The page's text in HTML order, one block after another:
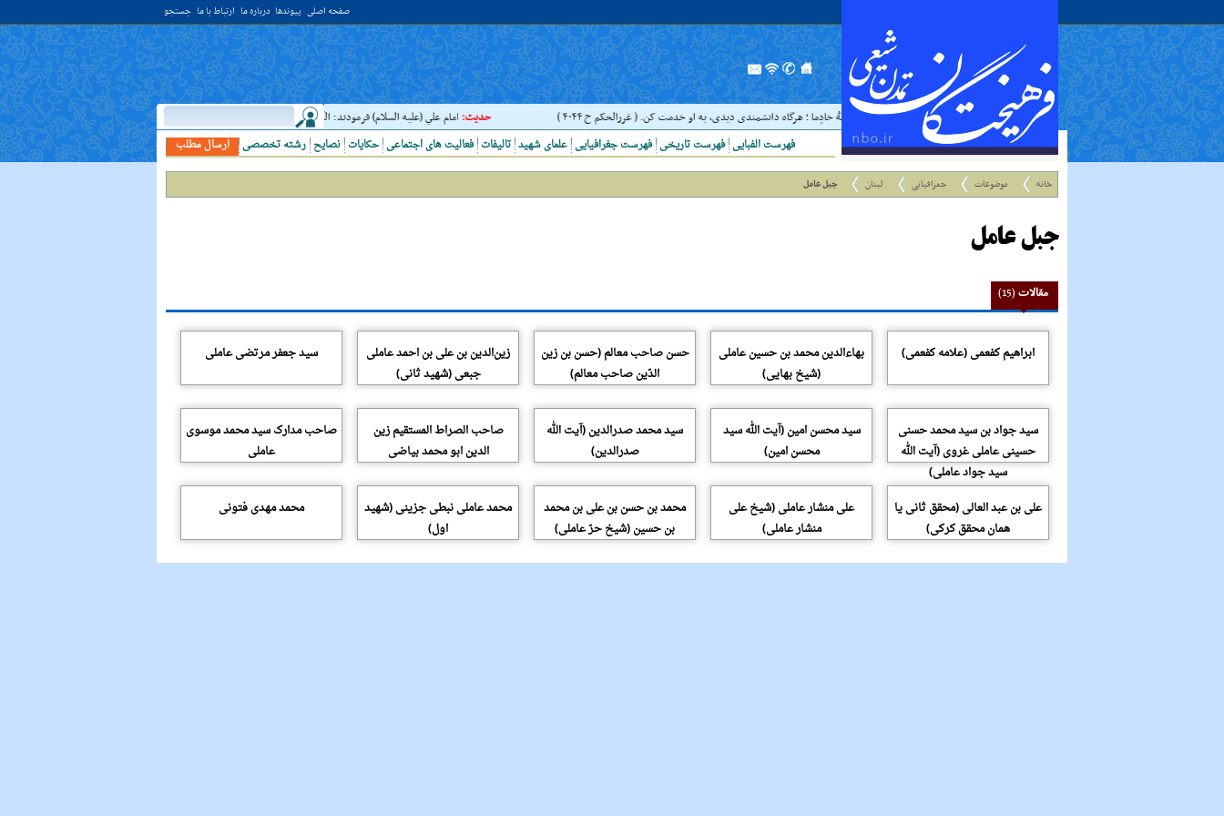
صفحه اصلی پیوندها درباره ما ارتباط با ما جستجو
حدیث: امام علي عليه السلام فرمودند : إذا رَأيتَ عالِما فَکُن لَهُ خادِما ؛ هرگاه دانشمندى ديدى، به او خدمت کن. ( غررالحکم ح ۴۰۴۴ ) حدیث:امام علي (عليه السلام) فرمودند: النَّظرُ إلي العَالِم أحبُّ إلَي الله مِن اعتکافِ سَنَهٍ فِي البَيت الحَرام؛ نگاه
ارسال مطلب
رشته تخصصی نصایح حکایات فعالیت های اجتماعی تالیفات علمای شهید فهرست جغرافیایی فهرست تاریخی فهرست الفبایی
خانه موضوعات جغرافیایی لبنان جبل عامل
جبل عامل
مقالات(15)
ابراهیم کفعمی (علامه کفعمی)
بهاءالدین محمد بن حسین عاملی
(شیخ بهایی)
حسن صاحب معالم (حسن بن زین
الدّین صاحب معالم)
زین‌الدین بن علی بن احمد عاملی
جبعی (شهید ثانی)
سید جعفر مرتضى عاملى
سید جواد بن سید محمد حسنی
حسینی عاملی غروی (آیت الله
سید جواد عاملی)
سید محسن امین (آیت الله سید
محسن امین)
سید محمد صدرالدین (آیت الله
صدرالدین)
صاحب الصراط المستقیم زین
الدین ابو محمد بیاضی
صاحب مدارک سید محمد موسوی
عاملی
علی بن عبد العالی (محقق ثانی یا
همان محقق کرکی)
علی منشار عاملی (شیخ علی
منشار عاملی)
محمد بن حسن بن علی بن محمد
بن حسین (شیخ حرّ عاملی)
محمد عاملی نبطی جزینی (شهید
اول)
محمد مهدی فتونی